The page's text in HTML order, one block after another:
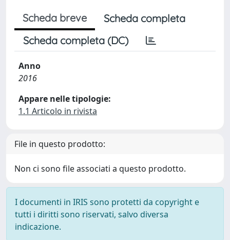
Scheda breve
Scheda completa
Scheda completa (DC)
Anno
2016
Appare nelle tipologie:
1.1 Articolo in rivista
File in questo prodotto:
Non ci sono file associati a questo prodotto.
I documenti in IRIS sono protetti da copyright e
tutti i diritti sono riservati, salvo diversa
indicazione.